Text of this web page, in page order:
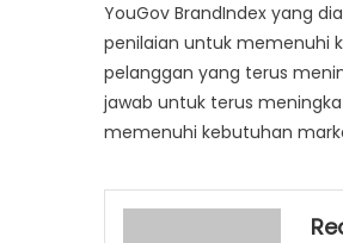
YouGov BrandIndex yang
penilaian untuk memenuhi
pelanggan yang terus
jawab untuk terus
memenuhi kebutuhan